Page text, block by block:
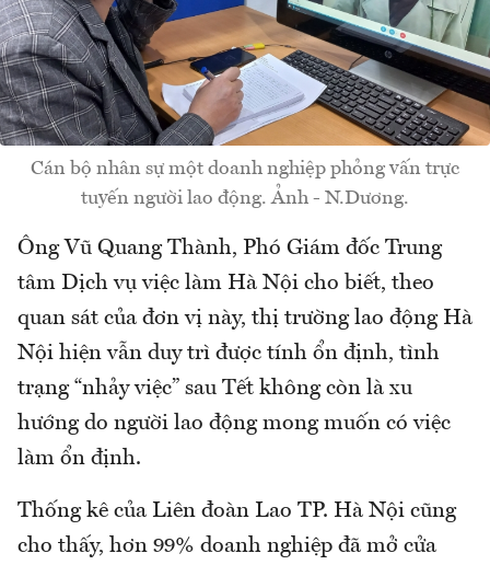
Cán bộ nhân sự một doanh nghiệp phỏng vấn trực
tuyến người lao động. Ảnh - N.Dương.
Ông Vũ Quang Thành, Phó Giám đốc Trung
tâm Dịch vụ việc làm Hà Nội cho biết, theo
quan sát của đơn vị này, thị trường lao động Hà
Nội hiện vẫn duy trì được tính ổn định, tình
trạng “nhảy việc” sau Tết không còn là xu
hướng do người lao động mong muốn có việc
làm ổn định.
Thống kê của Liên đoàn Lao TP. Hà Nội cũng
cho thấy, hơn 99% doanh nghiệp đã mở cửa